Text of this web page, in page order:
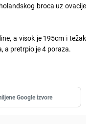
broca uz ovacije
a visok je 195cm i težak
a pretrpio je 4 poraza.
Google izvore